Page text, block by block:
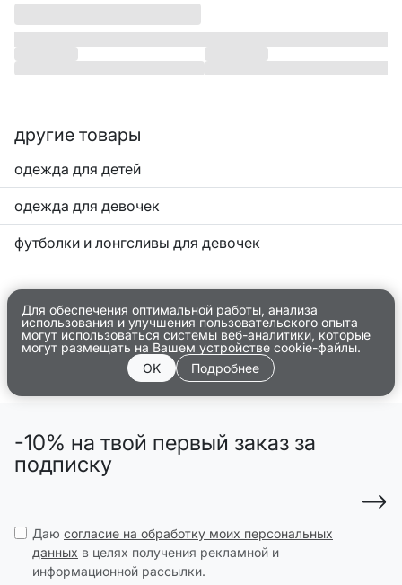
другие товары
одежда для детей
одежда для девочек
футболки и лонгсливы для девочек
Для обеспечения оптимальной работы, анализа
использования и улучшения пользовательского опыта
могут использоваться системы веб-аналитики, которые
могут размещать на Вашем устройстве cookie-файлы.
OK
Подробнее
-10% на твой первый заказ за
подписку
Даю согласие на обработку моих персональных
данных в целях получения рекламной и
информационной рассылки.